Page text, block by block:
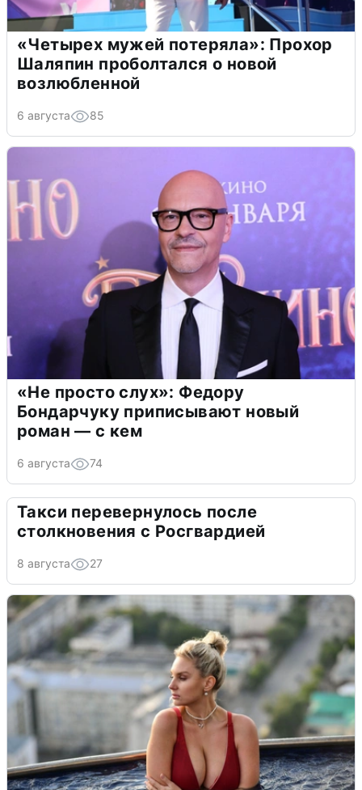
«Четырех мужей потеряла»: Прохор
Шаляпин проболтался о новой
возлюбленной
6 августа 85
«Не просто слух»: Федору
Бондарчуку приписывают новый
роман — с кем
6 августа 74
Такси перевернулось после
столкновения с Росгвардией
8 августа 27